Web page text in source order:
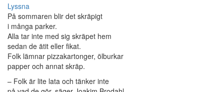
Lyssna
På sommaren blir det skräpigt
i många parker.
Alla tar inte med sig skräpet hem
sedan de ätit eller fikat.
Folk lämnar pizzakartonger, ölburkar
papper och annat skräp.
– Folk är lite lata och tänker inte